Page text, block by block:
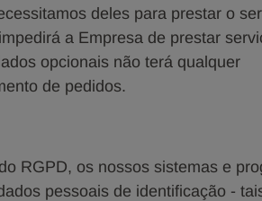
deles para prestar o
a Empresa de prestar
opcionais não terá qualquer
de pedidos.
RGPD, os nossos sistemas e
pessoais de identificação -